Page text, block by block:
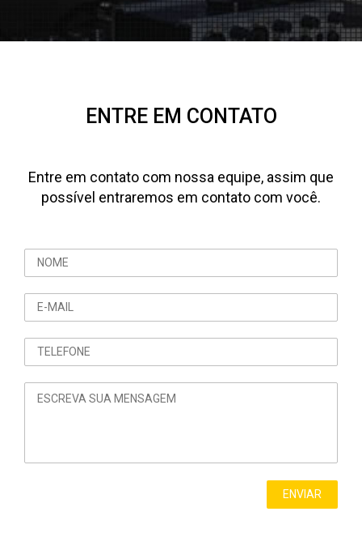
ENTRE EM CONTATO
Entre em contato com nossa equipe, assim que
possível entraremos em contato com você.